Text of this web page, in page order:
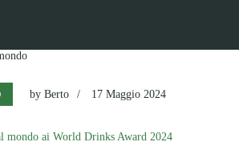
by Berto
17 Maggio 2024
ai World Drinks Award 2024